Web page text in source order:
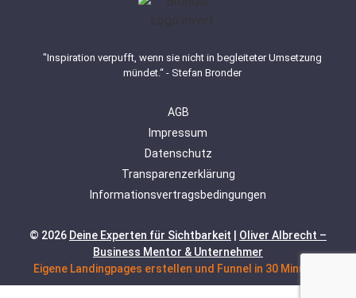
"Inspiration verpufft, wenn sie nicht in begleiteter Umsetzung
mündet.“ - Stefan Bronder
AGB
Impressum
Datenschutz
Transparenzerklärung
Informationsvertragsbedingungen
© 2026 Deine Experten für Sichtbarkeit
Oliver Albrecht –
Business Mentor & Unternehmer
Eigene Landingpages erstellen und Funnel in 30 Minuten